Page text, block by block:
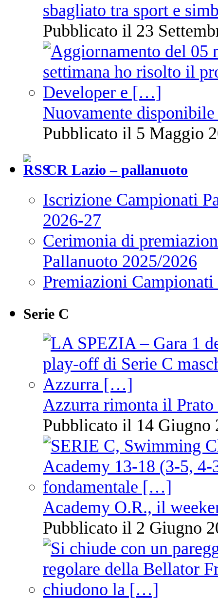
sbagliato tra sport e
Pubblicato il 23
Nuovamente
Pubblicato il 5 Maggio
CR Lazio – pallanuoto
Iscrizione Campionati
2026-27
Cerimonia di
Pallanuoto 2025/2026
Premiazioni
Serie C
Azzurra rimonta il Prato
Pubblicato il 14 Giugno
Academy O.R., il
Pubblicato il 2 Giugno